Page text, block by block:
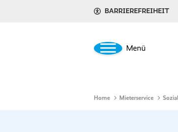
BARRIEREFREIHEIT
Menü
Home Mieterservice